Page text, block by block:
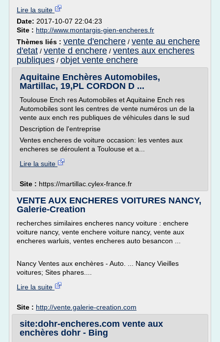
Lire la suite
Date: 2017-10-07 22:04:23
Site : http://www.montargis-gien-encheres.fr
Thèmes liés : vente d'enchere / vente au enchere
d'etat / vente d enchere / ventes aux encheres
publiques / objet vente enchere
Aquitaine Enchères Automobiles,
Martillac, 19,PL CORDON D ...
Toulouse Ench res Automobiles et Aquitaine Ench res
Automobiles sont les centres de vente numéros un de la
vente aux ench res publiques de véhicules dans le sud
Description de l'entreprise
Ventes encheres de voiture occasion: les ventes aux
encheres se déroulent a Toulouse et a...
Lire la suite
Site : https://martillac.cylex-france.fr
VENTE AUX ENCHERES VOITURES NANCY,
Galerie-Creation
recherches similaires encheres nancy voiture : enchere
voiture nancy, vente enchere voiture nancy, vente aux
encheres warluis, ventes encheres auto besancon ...
Nancy Ventes aux enchères - Auto. ... Nancy Vieilles
voitures; Sites phares....
Lire la suite
Site : http://vente.galerie-creation.com
site:dohr-encheres.com vente aux
enchères dohr - Bing